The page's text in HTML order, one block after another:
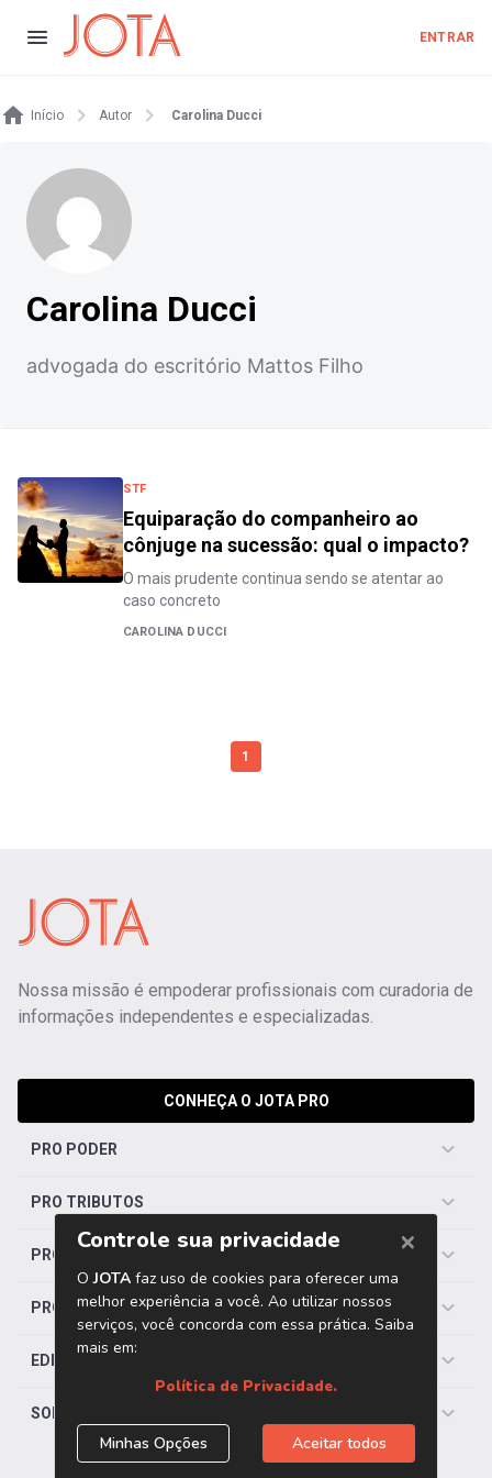
ENTRAR
Início Autor Carolina Ducci
Carolina Ducci
advogada do escritório Mattos Filho
STF
Equiparação do companheiro ao
cônjuge na sucessão: qual o impacto?
O mais prudente continua sendo se atentar ao
caso concreto
CAROLINA DUCCI
1
Nossa missão é empoderar profissionais com curadoria de
informações independentes e especializadas.
CONHEÇA O JOTA PRO
PRO PODER
PRO TRIBUTOS
PRO TRABALHISTA
PRO SAÚDE
EDITORIAS
SOBRE O JOTA